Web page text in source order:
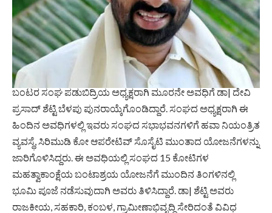
ಬಂಟರ ಸಂಘ ಪಡುಬಿದ್ರಿಯ ಅಧ್ಯಕ್ಷರಾಗಿ ಮೂರನೇ ಅವಧಿಗೆ ಡಾ| ದೇವಿ
ಪ್ರಸಾದ್ ಶೆಟ್ಟಿ ಬೆಳಪು ಪುನರಾಯ್ಕೆಗೊಂಡಿದ್ದಾರೆ. ಸಂಘದ ಅಧ್ಯಕ್ಷರಾಗಿ ಈ
ಹಿಂದಿನ ಅವಧಿಗಳಲ್ಲಿ ಇವರು ಸಂಘದ ಸಭಾಭವನಗಳಿಗೆ ಹವಾ ನಿಯಂತ್ರಿತ
ವ್ಯವಸ್ಥೆ, ಸಿರಿಮುಡಿ ಕೋ ಆಪರೇಟಿವ್ ಸೊಸೈಟಿ ಮುಂತಾದ ಯೋಜನೆಗಳನ್ನು
ಜಾರಿಗೊಳಿಸಿದ್ದರು. ಈ ಅವಧಿಯಲ್ಲಿ ಸಂಘದ 15 ಕೋಟಿಗಳ
ಮಹತ್ವಾಕಾಂಕ್ಷೆಯ ಬಂಟಾಶ್ರಯ ಯೋಜನೆಗೆ ಮುಂದಿನ ತಿಂಗಳಿನಲ್ಲಿ
ಭೂಮಿ ಪೂಜೆ ನಡೆಸುವುದಾಗಿ ಅವರು ತಿಳಿಸಿದ್ದಾರೆ. ಡಾ| ಶೆಟ್ಟಿ ಅವರು
ರಾಜಕೀಯ, ಸಹಕಾರಿ, ಕಂಬಳ, ಗ್ರಾಮೀಣಾಭಿವೃದ್ಧಿ ಸೇರಿದಂತೆ ವಿವಿಧ